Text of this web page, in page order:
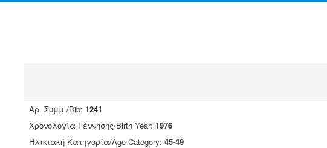
Αρ. Συμμ./Bib: 1241
Χρονολογία Γέννησης/Birth Year: 1976
Ηλικιακή Κατηγορία/Age Category: 45-49